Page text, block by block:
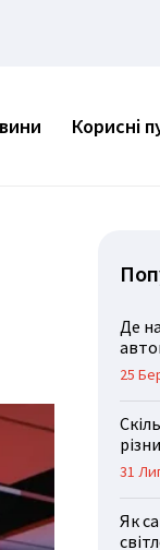
Корисні
Де
25
31
Як